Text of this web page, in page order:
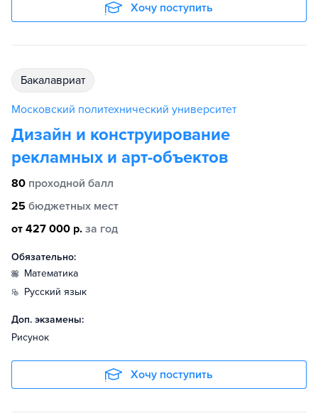
Хочу поступить
бакалавриат
Московский политехнический университет
Дизайн и конструирование
рекламных и арт-объектов
80 проходной балл
25 бюджетных мест
от 427 000 р. за год
Обязательно:
математика
русский язык
Доп. экзамены:
Рисунок
Хочу поступить